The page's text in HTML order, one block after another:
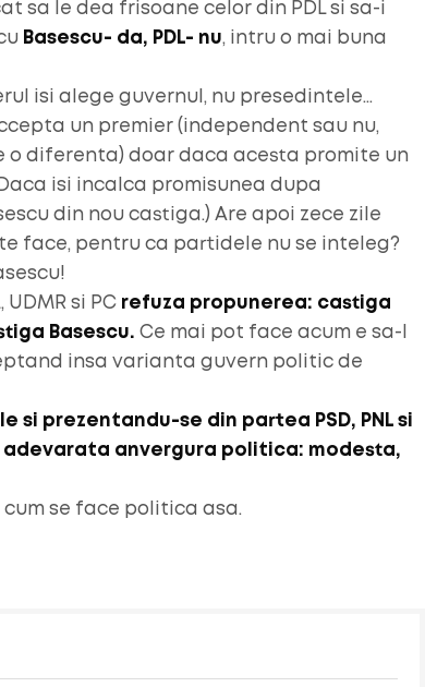
sa le dea frisoane celor din PDL si sa-i
Basescu- da, PDL- nu, intru o mai buna
isi alege guvernul, nu presedintele…
un premier (independent sau nu,
o diferenta) doar daca acesta promite un
isi incalca promisunea dupa
din nou castiga.) Are apoi zece zile
face, pentru ca partidele nu se inteleg?
UDMR si PC refuza propunerea: castiga
Basescu. Ce mai pot face acum e sa-l
insa varianta guvern politic de
prezentandu-se din partea PSD, PNL si
adevarata anvergura politica: modesta,
se face politica asa.